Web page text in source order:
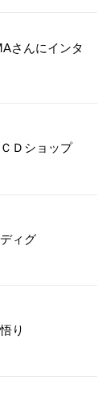
さんにインタ
Ｄショップ
ィグ
り